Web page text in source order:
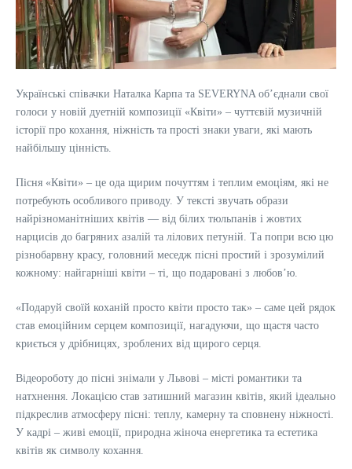
Українські співачки Наталка Карпа та SEVERYNA об’єднали свої
голоси у новій дуетній композиції «Квіти» – чуттєвій музичній
історії про кохання, ніжність та прості знаки уваги, які мають
найбільшу цінність.
Пісня «Квіти» – це ода щирим почуттям і теплим емоціям, які не
потребують особливого приводу. У тексті звучать образи
найрізноманітніших квітів — від білих тюльпанів і жовтих
нарцисів до багряних азалій та лілових петуній. Та попри всю цю
різнобарвну красу, головний меседж пісні простий і зрозумілий
кожному: найгарніші квіти – ті, що подаровані з любов’ю.
«Подаруй своїй коханій просто квіти просто так» – саме цей рядок
став емоційним серцем композиції, нагадуючи, що щастя часто
криється у дрібницях, зроблених від щирого серця.
Відеороботу до пісні знімали у Львові – місті романтики та
натхнення. Локацією став затишний магазин квітів, який ідеально
підкреслив атмосферу пісні: теплу, камерну та сповнену ніжності.
У кадрі – живі емоції, природна жіноча енергетика та естетика
квітів як символу кохання.